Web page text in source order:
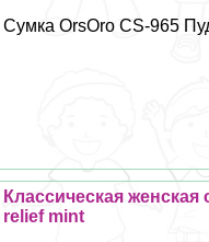
Сумка OrsOro CS-965
Классическая
relief mint